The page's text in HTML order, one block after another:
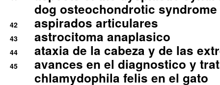
dog osteochondrotic syndrome
42 aspirados articulares
43 astrocitoma anaplasico
44 ataxia de la cabeza y de las
45
avances en el diagnostico y
chlamydophila felis en el gato